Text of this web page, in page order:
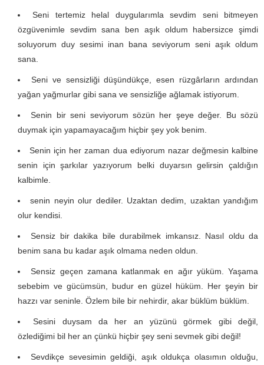
Seni tertemiz helal duygularımla sevdim seni bitmeyen
özgüvenimle sevdim sana ben aşık oldum habersizce şimdi
soluyorum duy sesimi inan bana seviyorum seni aşık oldum
sana.
Seni ve sensizliği düşündükçe, esen rüzgârların ardından
yağan yağmurlar gibi sana ve sensizliğe ağlamak istiyorum.
Senin bir seni seviyorum sözün her şeye değer. Bu sözü
duymak için yapamayacağım hiçbir şey yok benim.
Senin için her zaman dua ediyorum nazar değmesin kalbine
senin için şarkılar yazıyorum belki duyarsın gelirsin çaldığın
kalbimle.
senin neyin olur dediler. Uzaktan dedim, uzaktan yandığım
olur kendisi.
Sensiz bir dakika bile durabilmek imkansız. Nasıl oldu da
benim sana bu kadar aşık olmama neden oldun.
Sensiz geçen zamana katlanmak en ağır yüküm. Yaşama
sebebim ve gücümsün, budur en güzel hüküm. Her şeyin bir
hazzı var seninle. Özlem bile bir nehirdir, akar büklüm büklüm.
Sesini duysam da her an yüzünü görmek gibi değil,
özlediğimi bil her an çünkü hiçbir şey seni sevmek gibi değil!
Sevdikçe sevesimin geldiği, aşık oldukça olasımın olduğu,